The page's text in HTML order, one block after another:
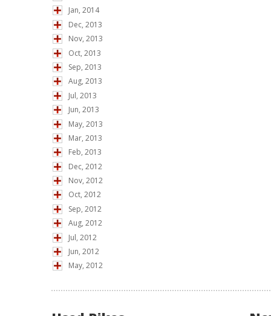
Jan, 2014
Dec, 2013
Nov, 2013
Oct, 2013
Sep, 2013
Aug, 2013
Jul, 2013
Jun, 2013
May, 2013
Mar, 2013
Feb, 2013
Dec, 2012
Nov, 2012
Oct, 2012
Sep, 2012
Aug, 2012
Jul, 2012
Jun, 2012
May, 2012